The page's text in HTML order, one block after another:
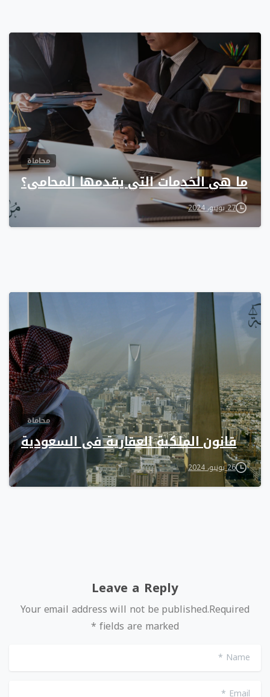
محاماة
ما هي الخدمات التي يقدمها المحامي؟
27 يونيو، 2024
محاماة
قانون الملكية العقارية في السعودية
26 يونيو، 2024
Leave a Reply
Your email address will not be published.Required
fields are marked *